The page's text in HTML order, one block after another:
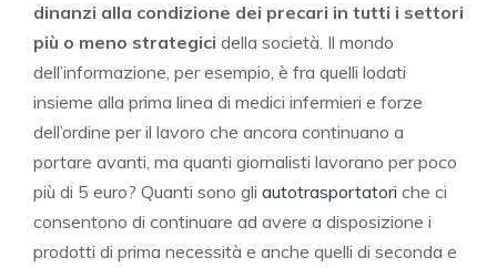
dinanzi alla condizione dei precari in tutti i settori
più o meno strategici della società. Il mondo
dell’informazione, per esempio, è fra quelli lodati
insieme alla prima linea di medici infermieri e forze
dell’ordine per il lavoro che ancora continuano a
portare avanti, ma quanti giornalisti lavorano per poco
più di 5 euro? Quanti sono gli autotrasportatori che ci
consentono di continuare ad avere a disposizione i
prodotti di prima necessità e anche quelli di seconda e